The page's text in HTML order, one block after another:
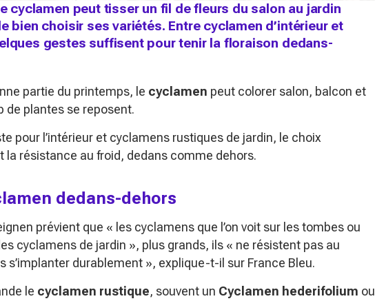
cyclamen peut tisser un fil de fleurs du salon au jardin
bien choisir ses variétés. Entre cyclamen d’intérieur et
gestes suffisent pour tenir la floraison dedans-
partie du printemps, le cyclamen peut colorer salon, balcon et
de plantes se reposent.
pour l’intérieur et cyclamens rustiques de jardin, le choix
la résistance au froid, dedans comme dehors.
dedans-dehors
prévient que « les cyclamens que l’on voit sur les tombes ou
cyclamens de jardin », plus grands, ils « ne résistent pas au
s’implanter durablement », explique-t-il sur France Bleu.
le cyclamen rustique, souvent un Cyclamen hederifolium ou